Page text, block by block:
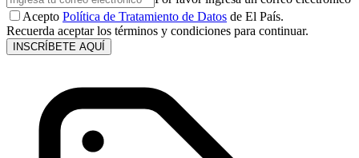
Acepto Política de Tratamiento de Datos de El País.
Recuerda aceptar los términos y condiciones para continuar.
INSCRÍBETE AQUÍ